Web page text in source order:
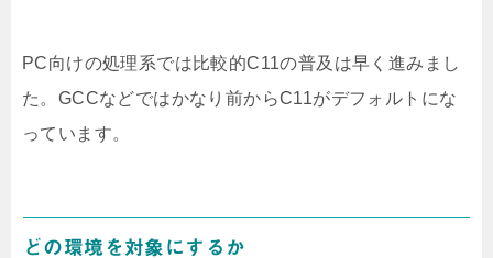
PC向けの処理系では比較的C11の普及は早く進みまし
た。GCCなどではかなり前からC11がデフォルトにな
っています。
どの環境を対象にするか